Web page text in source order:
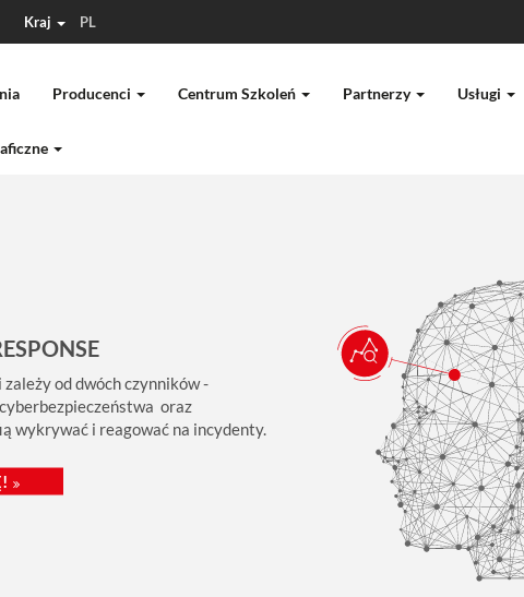
Kraj PL
Producenci Centrum Szkoleń Partnerzy Usługi
od dwóch czynników -
oraz
wykrywać i reagować na incydenty.